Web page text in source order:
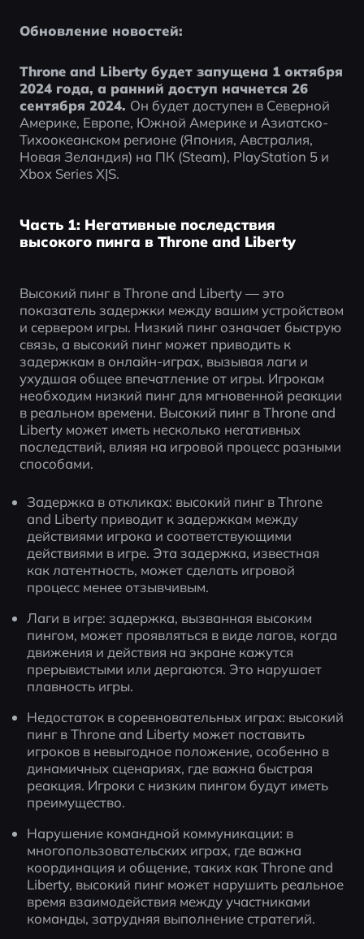
Обновление новостей:
Throne and Liberty будет запущена 1 октября
2024 года, а ранний доступ начнется 26
сентября 2024. Он будет доступен в Северной
Америке, Европе, Южной Америке и Азиатско-
Тихоокеанском регионе (Япония, Австралия,
Новая Зеландия) на ПК (Steam), PlayStation 5 и
Xbox Series X|S.
Часть 1: Негативные последствия
высокого пинга в Throne and Liberty
Высокий пинг в Throne and Liberty — это
показатель задержки между вашим устройством
и сервером игры. Низкий пинг означает быструю
связь, а высокий пинг может приводить к
задержкам в онлайн-играх, вызывая лаги и
ухудшая общее впечатление от игры. Игрокам
необходим низкий пинг для мгновенной реакции
в реальном времени. Высокий пинг в Throne and
Liberty может иметь несколько негативных
последствий, влияя на игровой процесс разными
способами.
Задержка в откликах: высокий пинг в Throne
and Liberty приводит к задержкам между
действиями игрока и соответствующими
действиями в игре. Эта задержка, известная
как латентность, может сделать игровой
процесс менее отзывчивым.
Лаги в игре: задержка, вызванная высоким
пингом, может проявляться в виде лагов, когда
движения и действия на экране кажутся
прерывистыми или дергаются. Это нарушает
плавность игры.
Недостаток в соревновательных играх: высокий
пинг в Throne and Liberty может поставить
игроков в невыгодное положение, особенно в
динамичных сценариях, где важна быстрая
реакция. Игроки с низким пингом будут иметь
преимущество.
Нарушение командной коммуникации: в
многопользовательских играх, где важна
координация и общение, таких как Throne and
Liberty, высокий пинг может нарушить реальное
время взаимодействия между участниками
команды, затрудняя выполнение стратегий.